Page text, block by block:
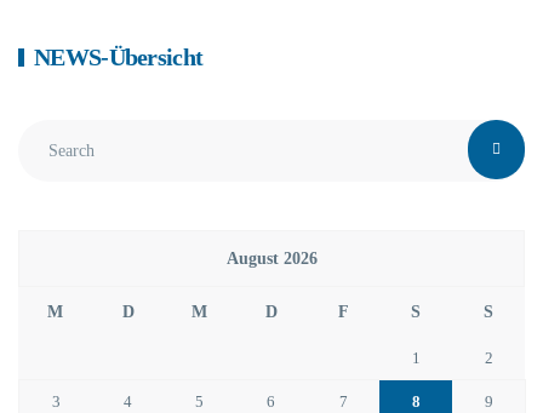
NEWS-Übersicht
August 2026
M D M D F S S
1 2
3 4 5 6 7 8 9